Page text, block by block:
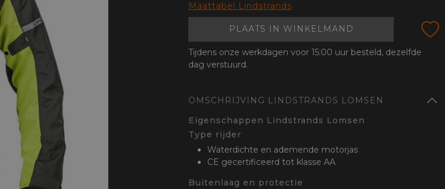
Sloten
Telefoon
Maattabel Lindstrands
PLAATS IN WINKELMAND
Tijdens onze werkdagen voor 15:00 uur besteld, dezelfde
dag verstuurd.
OMSCHRIJVING LINDSTRANDS LOMSEN
Eigenschappen Lindstrands Lomsen
Type rijder
Waterdichte en ademende motorjas
CE gecertificeerd tot klasse AA
Buitenlaag en protectie